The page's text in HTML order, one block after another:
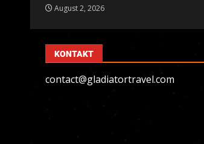
August 2, 2026
KONTAKT
contact@gladiatortravel.com